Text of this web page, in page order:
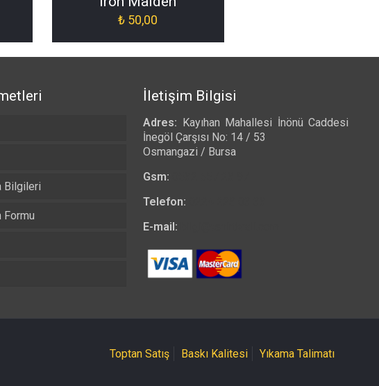
₺ 50,00
Bilgileri
Formu
İletişim Bilgisi
Adres: Kayıhan Mahallesi İnönü Caddesi
İnegöl Çarşısı No: 14 / 53
Osmangazi / Bursa
Gsm:
Telefon:
E-mail:
Toptan Satış Baskı Kalitesi Yıkama Talimatı